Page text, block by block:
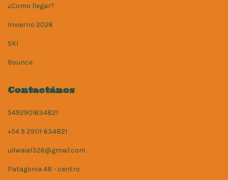
¿Como llegar?
Invierno 2026
SKI
Bounce
Contactános
5492901634821
+54 9 2901-634821
uliwaia1326@gmail.com
Patagonia 48 - centro